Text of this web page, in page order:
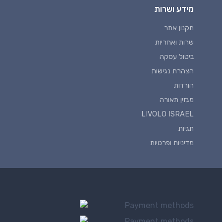
מידע ושרות
תקנון אתר
שרות ואחריות
ביטול עסקה
הצהרת נגישות
הורדות
מגזין תאורה
LIVOLO ISRAEL
תגיות
מדיניות ופרטיות